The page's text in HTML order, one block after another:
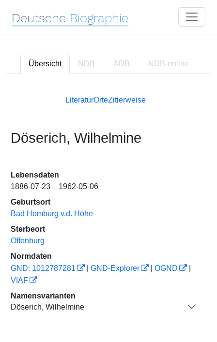
Deutsche Biographie
Übersicht NDB ADB NDB-online
LiteraturOrteZitierweise
Döserich, Wilhelmine
Lebensdaten
1886-07-23 – 1962-05-06
Geburtsort
Bad Homburg v.d. Höhe
Sterbeort
Offenburg
Normdaten
GND: 1012787281
GND-Explorer OGND
VIAF
Namensvarianten
Döserich, Wilhelmine